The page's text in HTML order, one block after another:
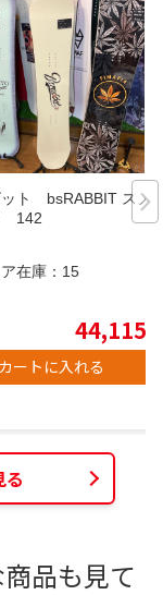
ット bsRABBIT スノ
142
在庫： 15
44,115
カートに入れる
る
品も見て